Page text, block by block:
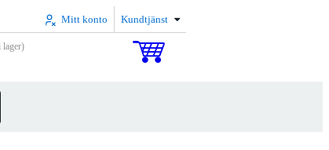
Mitt konto Kundtjänst
lager)